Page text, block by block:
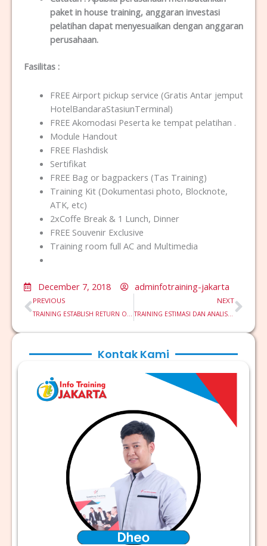
paket in house training, anggaran investasi
pelatihan dapat menyesuaikan dengan anggaran
perusahaan.
Fasilitas :
FREE Airport pickup service (Gratis Antar jemput
HotelBandaraStasiunTerminal)
FREE Akomodasi Peserta ke tempat pelatihan .
Module Handout
FREE Flashdisk
Sertifikat
FREE Bag or bagpackers (Tas Training)
Training Kit (Dokumentasi photo, Blocknote,
ATK, etc)
2xCoffe Break & 1 Lunch, Dinner
FREE Souvenir Exclusive
Training room full AC and Multimedia
December 7, 2018 adminfotraining-jakarta
Prev
PREVIOUS
TRAINING ESTABLISH RETURN ON INVESTMENT
NEXT
TRAINING ESTIMASI DAN ANALISIS BIAYA PROYEK
Kontak Kami